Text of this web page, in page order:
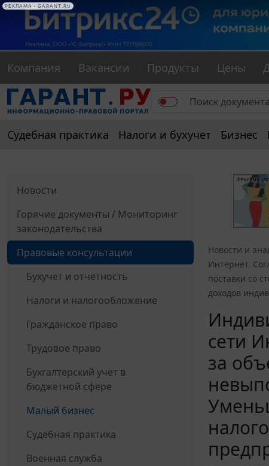
Компания Вакансии Продукты Цены
Судебная практика Налоги и бухучет Бизнес
Новости
Горячие документы / Мониторинг
законодательства
Правовые консультации
Бухучет и отчетность
Налоги и налогообложение
Гражданское право
Трудовое право
Бухгалтерский учет в
бюджетной сфере
Малый бизнес
Судебная практика
Военная служба
Новости и
Интернет.
поставки со
доходов
сети
за